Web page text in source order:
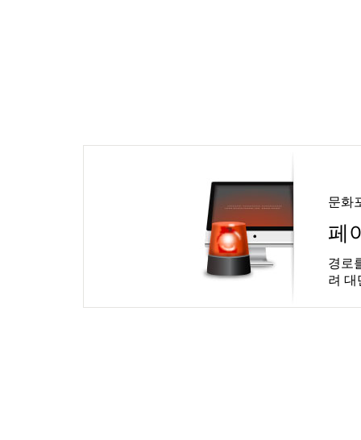
문화
페
경로
려 대